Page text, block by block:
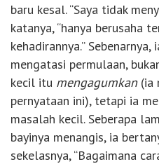
baru kesal. “Saya tidak
katanya, “hanya berusaha
kehadirannya.”
mengatasi permulaan,
kecil itu mengagumkan(ia
pernyataan ini), tetapi ia
masalah kecil. Seberapa
bayinya menangis, ia
sekelasnya, “Bagaimana